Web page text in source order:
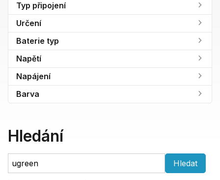
Typ připojení
Určení
Baterie typ
Napětí
Napájení
Barva
Hledání
Hledat